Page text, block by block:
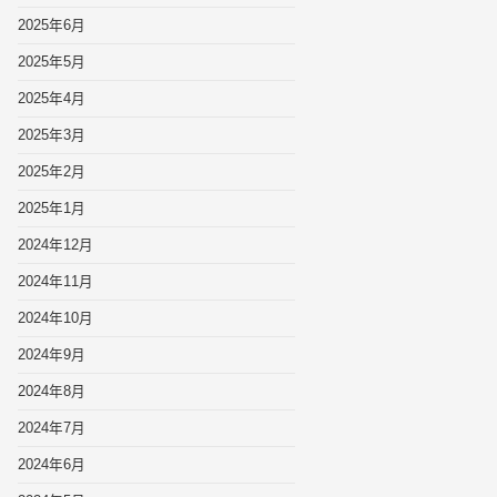
2025年6月
2025年5月
2025年4月
2025年3月
2025年2月
2025年1月
2024年12月
2024年11月
2024年10月
2024年9月
2024年8月
2024年7月
2024年6月